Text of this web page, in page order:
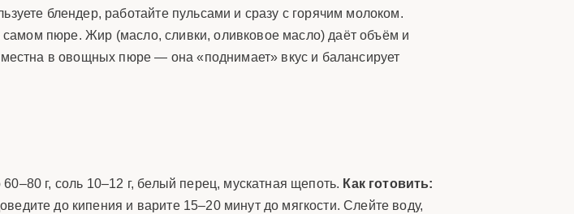
блендер, работайте пульсами и сразу с горячим молоком.
самом пюре. Жир (масло, сливки, оливковое масло) даёт объём и
в овощных пюре — она «поднимает» вкус и балансирует
г, соль 10–12 г, белый перец, мускатная щепоть. Как готовить:
до кипения и варите 15–20 минут до мягкости. Слейте воду,